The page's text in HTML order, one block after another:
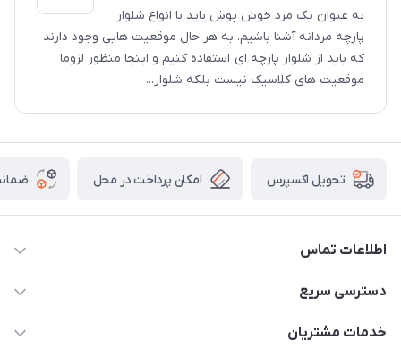
به عنوان یک مرد خوش پوش باید با انواع شلوار
پارچه مردانه آشنا باشیم. به هر حال موقعیت هایی وجود دارند
که باید از شلوار پارچه ای استفاده کنیم و اینجا منظور لزوما
موقعیت های کلاسیک نیست بلکه شلوار...
تحویل اکسپرس امکان پرداخت در محل
اطلاعات تماس
05191001370
دسترسی سریع
حساب کاربری
خدمات مشتریان